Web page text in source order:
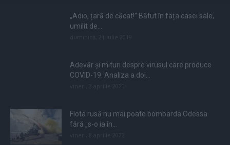
„Adio, țară de căcat!” Bătut în fața casei sale,
umilit de...
Adevăr și mituri despre virusul care produce
COVID-19. Analiza a doi...
Flota rusă nu mai poate bombarda Odessa
fără „s-o ia în...